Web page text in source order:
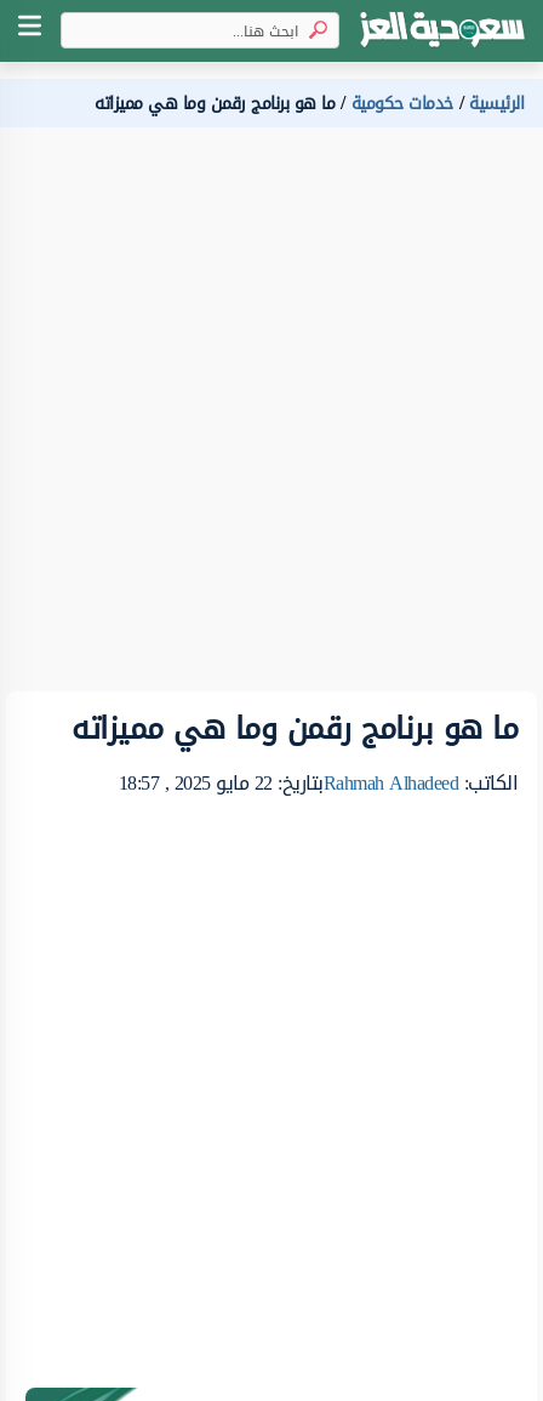
الرئيسية خدمات حكومية ما هو برنامج رقمن وما هي مميزاته
ما هو برنامج رقمن وما هي مميزاته
الكاتب:Rahmah Alhadeedبتاريخ: 22 مايو 2025 , 18:57